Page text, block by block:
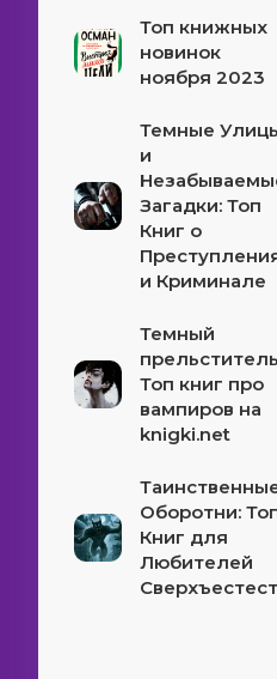
Топ книжных
новинок
ноября 2023
Темные
и
Загадки: Топ
Книг о
и Криминале
Темный
Топ книг про
вампиров на
knigki.net
Оборотни:
Книг для
Любителей